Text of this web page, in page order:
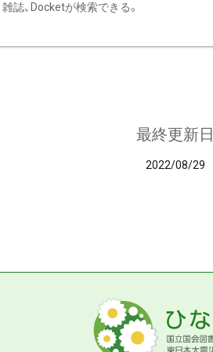
雑誌、Docketが検索できる。
最終更新日
2022/08/29